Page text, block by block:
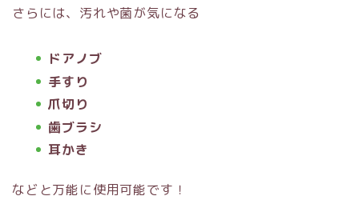
さらには、汚れや菌が気になる
ドアノブ
手すり
爪切り
歯ブラシ
耳かき
などと万能に使用可能です！